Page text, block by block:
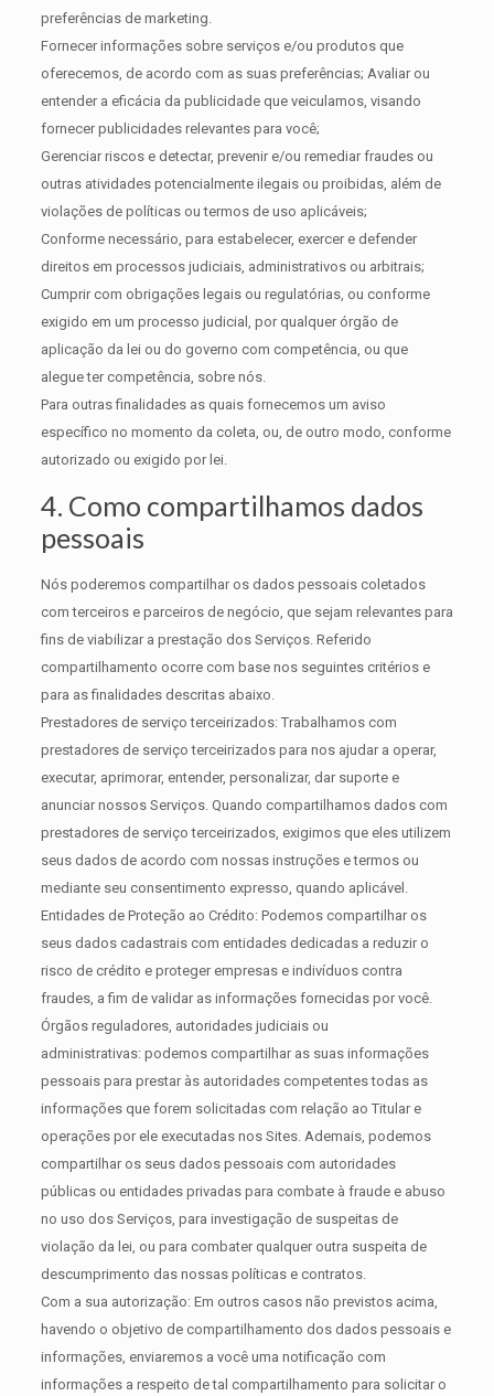
preferências de marketing.
Fornecer informações sobre serviços e/ou produtos que
oferecemos, de acordo com as suas preferências; Avaliar ou
entender a eficácia da publicidade que veiculamos, visando
fornecer publicidades relevantes para você;
Gerenciar riscos e detectar, prevenir e/ou remediar fraudes ou
outras atividades potencialmente ilegais ou proibidas, além de
violações de políticas ou termos de uso aplicáveis;
Conforme necessário, para estabelecer, exercer e defender
direitos em processos judiciais, administrativos ou arbitrais;
Cumprir com obrigações legais ou regulatórias, ou conforme
exigido em um processo judicial, por qualquer órgão de
aplicação da lei ou do governo com competência, ou que
alegue ter competência, sobre nós.
Para outras finalidades as quais fornecemos um aviso
específico no momento da coleta, ou, de outro modo, conforme
autorizado ou exigido por lei.
4. Como compartilhamos dados
pessoais
Nós poderemos compartilhar os dados pessoais coletados
com terceiros e parceiros de negócio, que sejam relevantes para
fins de viabilizar a prestação dos Serviços. Referido
compartilhamento ocorre com base nos seguintes critérios e
para as finalidades descritas abaixo.
Prestadores de serviço terceirizados: Trabalhamos com
prestadores de serviço terceirizados para nos ajudar a operar,
executar, aprimorar, entender, personalizar, dar suporte e
anunciar nossos Serviços. Quando compartilhamos dados com
prestadores de serviço terceirizados, exigimos que eles utilizem
seus dados de acordo com nossas instruções e termos ou
mediante seu consentimento expresso, quando aplicável.
Entidades de Proteção ao Crédito: Podemos compartilhar os
seus dados cadastrais com entidades dedicadas a reduzir o
risco de crédito e proteger empresas e indivíduos contra
fraudes, a fim de validar as informações fornecidas por você.
Órgãos reguladores, autoridades judiciais ou
administrativas: podemos compartilhar as suas informações
pessoais para prestar às autoridades competentes todas as
informações que forem solicitadas com relação ao Titular e
operações por ele executadas nos Sites. Ademais, podemos
compartilhar os seus dados pessoais com autoridades
públicas ou entidades privadas para combate à fraude e abuso
no uso dos Serviços, para investigação de suspeitas de
violação da lei, ou para combater qualquer outra suspeita de
descumprimento das nossas políticas e contratos.
Com a sua autorização: Em outros casos não previstos acima,
havendo o objetivo de compartilhamento dos dados pessoais e
informações, enviaremos a você uma notificação com
informações a respeito de tal compartilhamento para solicitar o